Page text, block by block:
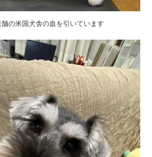
の米国犬舎の血を引いています